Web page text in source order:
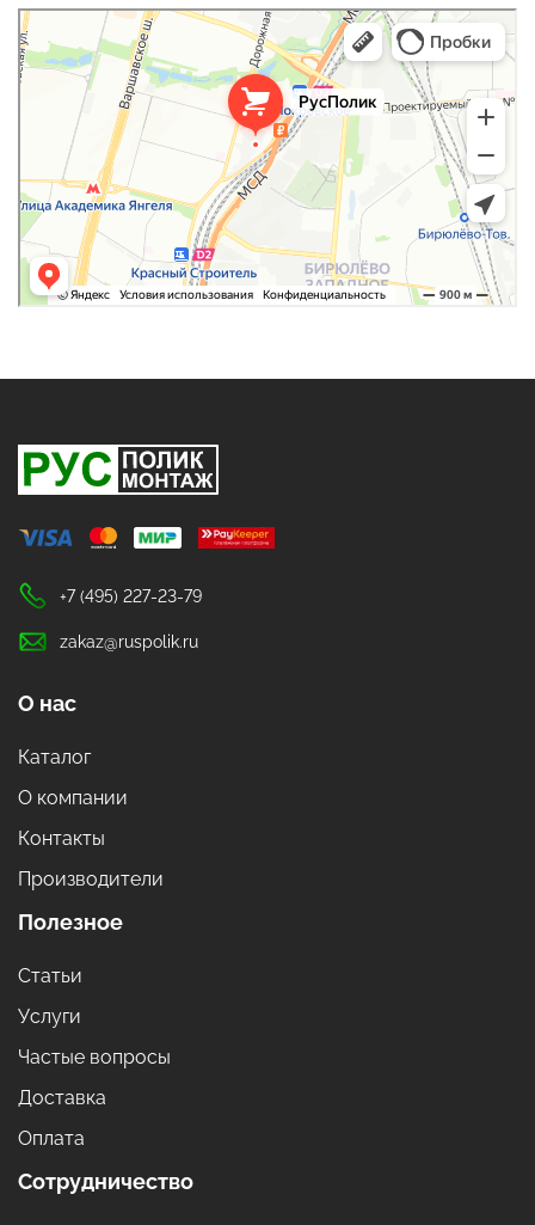
РусПолик
Оргстекло, поликарбонат в Москве
Строительные и отделочные работы в Москве
+7 (495) 227-23-79
zakaz@ruspolik.ru
О нас
Каталог
О компании
Контакты
Производители
Полезное
Статьи
Услуги
Частые вопросы
Доставка
Оплата
Сотрудничество